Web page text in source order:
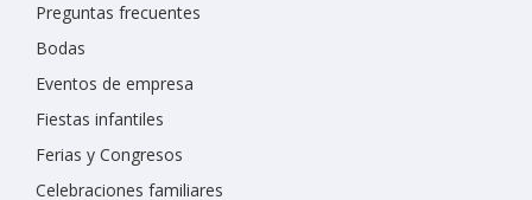
Preguntas frecuentes
Bodas
Eventos de empresa
Fiestas infantiles
Ferias y Congresos
Celebraciones familiares